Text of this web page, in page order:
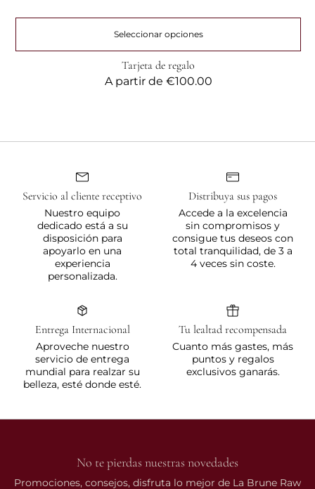
Seleccionar opciones
Tarjeta de regalo
Precio
A partir de €100.00
Servicio al cliente receptivo
Nuestro equipo
dedicado está a su
disposición para
apoyarlo en una
experiencia
personalizada.
Distribuya sus pagos
Accede a la excelencia
sin compromisos y
consigue tus deseos con
total tranquilidad, de 3 a
4 veces sin coste.
Entrega Internacional
Aproveche nuestro
servicio de entrega
mundial para realzar su
belleza, esté donde esté.
Tu lealtad recompensada
Cuanto más gastes, más
puntos y regalos
exclusivos ganarás.
No te pierdas nuestras novedades
Promociones, consejos, disfruta lo mejor de La Brune Raw